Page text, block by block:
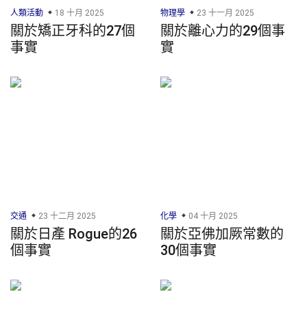
人類活動 18 十月 2025
關於矯正牙科的27個
事實
物理學 23 十一月 2025
關於離心力的29個事
實
交通 23 十二月 2025
關於日產 Rogue的26
個事實
化學 04 十月 2025
關於亞佛加厥常數的
30個事實